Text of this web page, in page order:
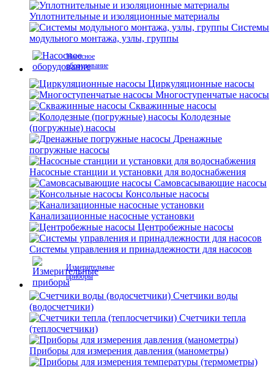
Уплотнительные и изоляционные материалы
Системы
модульного монтажа, узлы, группы
Насосное
оборудование
Циркуляционные насосы
Многоступенчатые насосы
Скважинные насосы
Колодезные
(погружные) насосы
Дренажные
погружные насосы
Насосные станции и установки для водоснабжения
Самовсасывающие насосы
Консольные насосы
Канализационные насосные установки
Центробежные насосы
Системы управления и принадлежности для насосов
Измерительные
приборы
Счетчики воды
(водосчетчики)
Счетчики тепла
(теплосчетчики)
Приборы для измерения давления (манометры)